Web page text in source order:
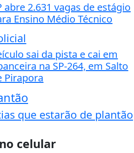
abre 2.631 vagas de estágio
Ensino Médio Técnico
sai da pista e cai em
na SP-264, em Salto
Pirapora
que estarão de plantão
no celular